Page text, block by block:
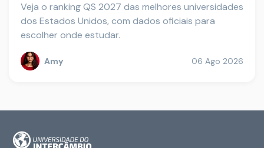
Veja o ranking QS 2027 das melhores universidades
dos Estados Unidos, com dados oficiais para
escolher onde estudar.
Amy 06 Ago 2026